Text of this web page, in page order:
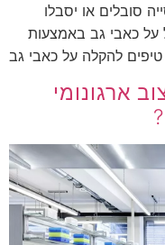
סובלים או יסבלו
כאבי גב באמצעות
ארגונומי